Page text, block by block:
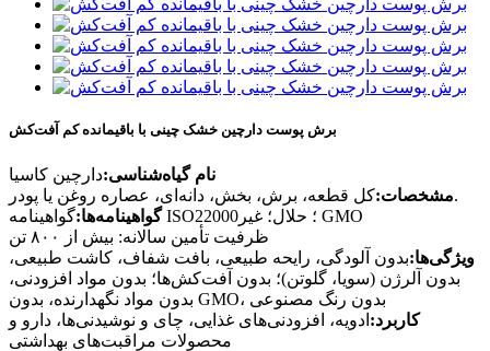
برش پوست دارچین خشک چینی با باقیمانده کم آفت‌کش
نام گیاه‌شناسی:دارچین کاسیا
مشخصات:کل قطعه، برش، بخش، دانه‌ای، عصاره روغن یا پودر.
گواهینامه‌ها:
گواهینامه ISO22000؛ حلال؛ غیر GMO
ظرفیت تأمین سالانه: بیش از ۸۰۰ تن
ویژگی‌ها:بدون آلودگی، رایحه طبیعی، بافت شفاف، کاشت طبیعی،
بدون آلرژن (سویا، گلوتن)؛ بدون آفت‌کش‌ها؛ بدون مواد افزودنی،
بدون مواد نگهدارنده، بدون GMO، بدون رنگ مصنوعی
کاربرد: ادویه، افزودنی‌های غذایی، چای و نوشیدنی‌ها، دارو و
محصولات مراقبت‌های بهداشتی